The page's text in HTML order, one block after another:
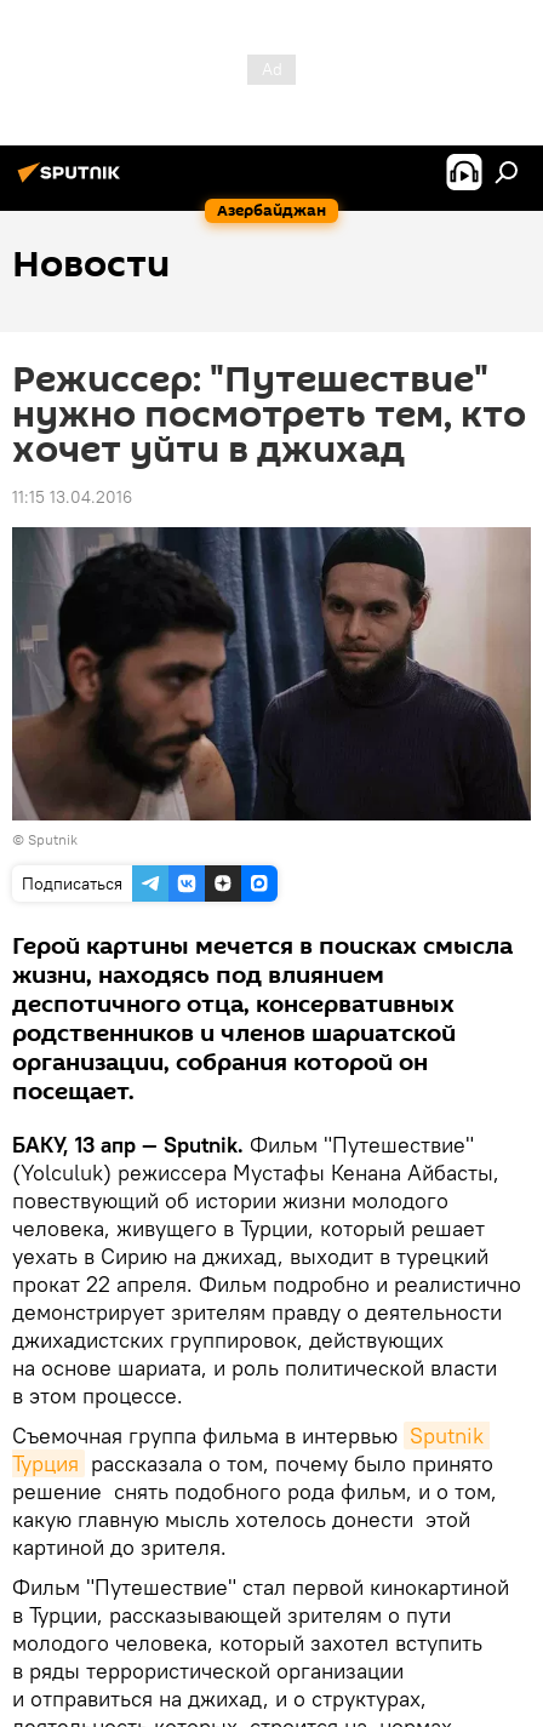
Азербайджан
Новости
Режиссер: "Путешествие"
нужно посмотреть тем, кто
хочет уйти в джихад
11:15 13.04.2016
© Sputnik
Подписаться
Герой картины мечется в поисках смысла
жизни, находясь под влиянием
деспотичного отца, консервативных
родственников и членов шариатской
организации, собрания которой он
посещает.
БАКУ, 13 апр — Sputnik. Фильм "Путешествие"
(Yolculuk) режиссера Мустафы Кенана Айбасты,
повествующий об истории жизни молодого
человека, живущего в Турции, который решает
уехать в Сирию на джихад, выходит в турецкий
прокат 22 апреля. Фильм подробно и реалистично
демонстрирует зрителям правду о деятельности
джихадистских группировок, действующих
на основе шариата, и роль политической власти
в этом процессе.
Съемочная группа фильма в интервью Sputnik
Турция рассказала о том, почему было принято
решение снять подобного рода фильм, и о том,
какую главную мысль хотелось донести этой
картиной до зрителя.
Фильм "Путешествие" стал первой кинокартиной
в Турции, рассказывающей зрителям о пути
молодого человека, который захотел вступить
в ряды террористической организации
и отправиться на джихад, и о структурах,